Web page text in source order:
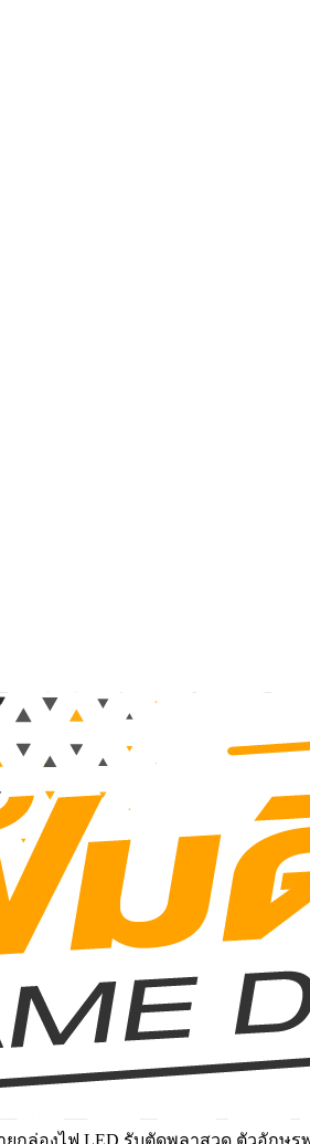
ล่องไฟ LED รับตัดพลาสวูด ตัวอักษ